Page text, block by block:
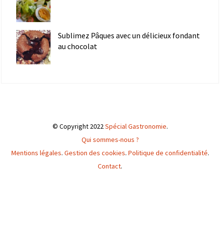
Sublimez Pâques avec un délicieux fondant
au chocolat
© Copyright 2022Spécial Gastronomie.
Qui sommes-nous ?
Mentions légales. Gestion des cookies. Politique de confidentialité.
Contact.